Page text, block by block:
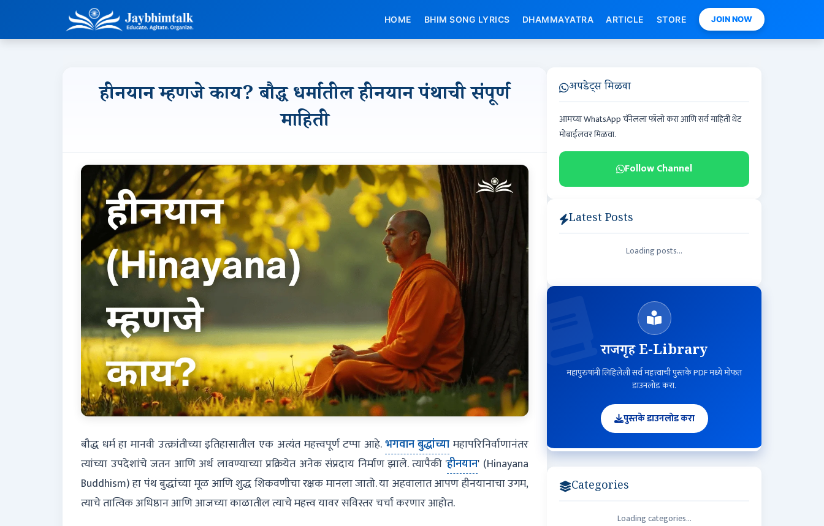
हीनयान म्हणजे काय? बौद्ध धर्मातील हीनयान पंथाची संपूर्ण
माहिती
बौद्ध धर्म हा मानवी उत्क्रांतीच्या इतिहासातील एक अत्यंत महत्त्वपूर्ण टप्पा आहे.भगवान बुद्धांच्या महापरिनिर्वाणानंतर
त्यांच्या उपदेशांचे जतन आणि अर्थ लावण्याच्या प्रक्रियेत अनेक संप्रदाय निर्माण झाले. त्यापैकी 'हीनयान' (Hinayana
Buddhism) हा पंथ बुद्धांच्या मूळ आणि शुद्ध शिकवणीचा रक्षक मानला जातो. या अहवालात आपण हीनयानाचा उगम,
त्याचे तात्विक अधिष्ठान आणि आजच्या काळातील त्याचे महत्त्व यावर सविस्तर चर्चा करणार आहोत.
अपडेट्स मिळवा
आमच्या WhatsApp चॅनेलला फॉलो करा आणि सर्व माहिती थेट
मोबाईलवर मिळवा.
Follow Channel
Latest Posts
Loading posts...
राजगृह E-Library
महापुरुषांनी लिहिलेली सर्व महत्त्वाची पुस्तके PDF मध्ये मोफत
डाउनलोड करा.
पुस्तके डाउनलोड करा
Categories
Loading categories...
HOME BHIM SONG LYRICS DHAMMAYATRA ARTICLE STORE JOIN NOW